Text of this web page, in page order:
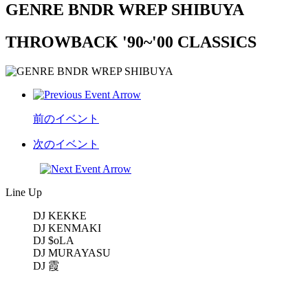
GENRE BNDR WREP SHIBUYA
THROWBACK '90~'00 CLASSICS
前のイベント
次のイベント
Line Up
DJ KEKKE
DJ KENMAKI
DJ $oLA
DJ MURAYASU
DJ 霞